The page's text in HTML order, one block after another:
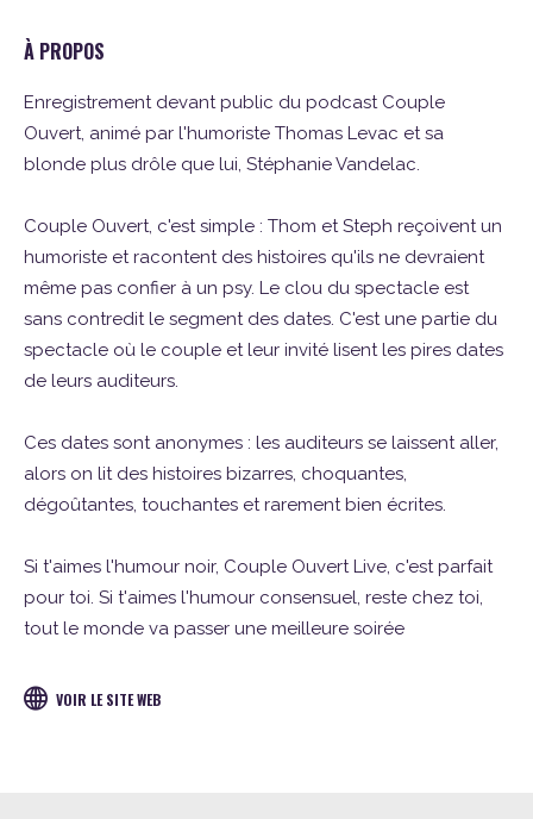
À PROPOS
Enregistrement devant public du podcast Couple
Ouvert, animé par l'humoriste Thomas Levac et sa
blonde plus drôle que lui, Stéphanie Vandelac.
Couple Ouvert, c'est simple : Thom et Steph reçoivent un
humoriste et racontent des histoires qu'ils ne devraient
même pas confier à un psy. Le clou du spectacle est
sans contredit le segment des dates. C'est une partie du
spectacle où le couple et leur invité lisent les pires dates
de leurs auditeurs.
Ces dates sont anonymes : les auditeurs se laissent aller,
alors on lit des histoires bizarres, choquantes,
dégoûtantes, touchantes et rarement bien écrites.
Si t'aimes l'humour noir, Couple Ouvert Live, c'est parfait
pour toi. Si t'aimes l'humour consensuel, reste chez toi,
tout le monde va passer une meilleure soirée
VOIR LE SITE WEB